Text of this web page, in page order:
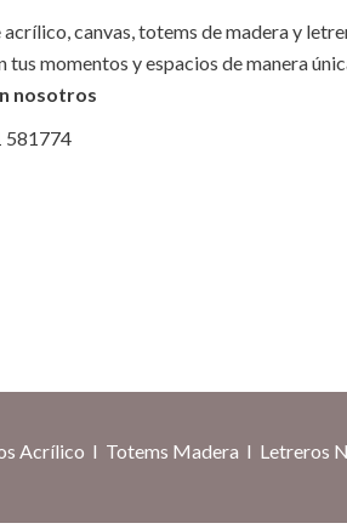
canvas, totems de madera y
momentos y espacios de manera
nosotros
581774
Acrílico I Totems Madera I Letreros